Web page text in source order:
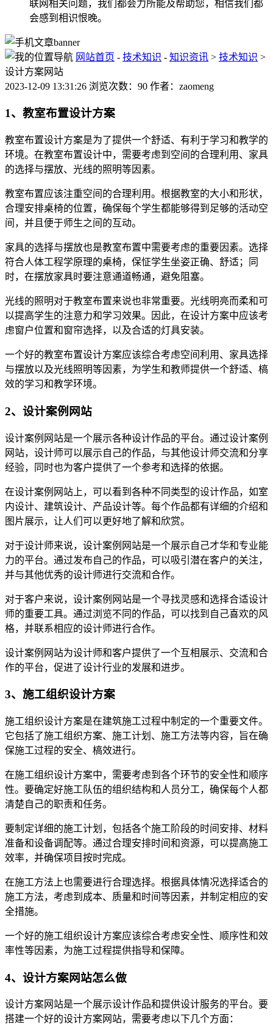
联网相关问题，我们都会力所能及帮助您，相信我们都
会感到相识恨晚。
网站首页 - 技术知识 - 知识资讯 > 技术知识 >
设计方案网站
2023-12-09 13:31:26 浏览次数：90 作者：zaomeng
1、教室布置设计方案
教室布置设计方案是为了提供一个舒适、有利于学习和教学的
环境。在教室布置设计中，需要考虑到空间的合理利用、家具
的选择与摆放、光线的照明等因素。
教室布置应该注重空间的合理利用。根据教室的大小和形状，
合理安排桌椅的位置，确保每个学生都能够得到足够的活动空
间，并且便于师生之间的互动。
家具的选择与摆放也是教室布置中需要考虑的重要因素。选择
符合人体工程学原理的桌椅，保怔学生坐姿正确、舒适；同
时，在摆放家具时要注意通道畅通，避免阻塞。
光线的照明对于教室布置来说也非常重要。光线明亮而柔和可
以提高学生的注意力和学习效果。因此，在设计方案中应该考
虑窗户位置和窗帘选择，以及合适的灯具安装。
一个好的教室布置设计方案应该综合考虑空间利用、家具选择
与摆放以及光线照明等因素，为学生和教师提供一个舒适、槁
效的学习和教学环境。
2、设计案例网站
设计案例网站是一个展示各种设计作品的平台。通过设计案例
网站，设计师可以展示自己的作品，与其他设计师交流和分享
经验，同时也为客户提供了一个参考和选择的依据。
在设计案例网站上，可以看到各种不同类型的设计作品，如室
内设计、建筑设计、产品设计等。每个作品都有详细的介绍和
图片展示，让人们可以更好地了解和欣赏。
对于设计师来说，设计案例网站是一个展示自己才华和专业能
力的平台。通过发布自己的作品，可以吸引潜在客户的关注，
并与其他优秀的设计师进行交流和合作。
对于客户来说，设计案例网站是一个寻找灵感和选择合适设计
师的重要工具。通过浏览不同的作品，可以找到自己喜欢的风
格，并联系相应的设计师进行合作。
设计案例网站为设计师和客户提供了一个互相展示、交流和合
作的平台，促进了设计行业的发展和进步。
3、施工组织设计方案
施工组织设计方案是在建筑施工过程中制定的一个重要文件。
它包括了施工组织方案、施工计划、施工方法等内容，旨在确
保施工过程的安全、槁效进行。
在施工组织设计方案中，需要考虑到各个环节的安全性和顺序
性。要确定好施工队伍的组织结构和人员分工，确保每个人都
清楚自己的职责和任务。
要制定详细的施工计划，包括各个施工阶段的时间安排、材料
准备和设备调配等。通过合理安排时间和资源，可以提高施工
效率，并确保项目按时完成。
在施工方法上也需要进行合理选择。根据具体情况选择适合的
施工方法，考虑到成本、质量和时间等因素，并制定相应的安
全措施。
一个好的施工组织设计方案应该综合考虑安全性、顺序性和效
率性等因素，为施工过程提供指导和保障。
4、设计方案网站怎么做
设计方案网站是一个展示设计作品和提供设计服务的平台。要
搭建一个好的设计方案网站，需要考虑以下几个方面：